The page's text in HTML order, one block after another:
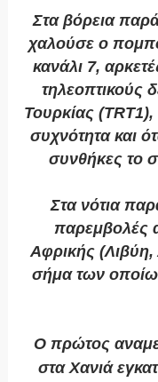
Στα βόρεια
χαλούσε ο
κανάλι 7,
τηλεοπτικούς
Τουρκίας
συχνότητα και
συνθήκες το
Στα νότια
παρεμβολές
Αφρικής (Λιβύη,
σήμα των
Ο πρώτος
στα Χανιά